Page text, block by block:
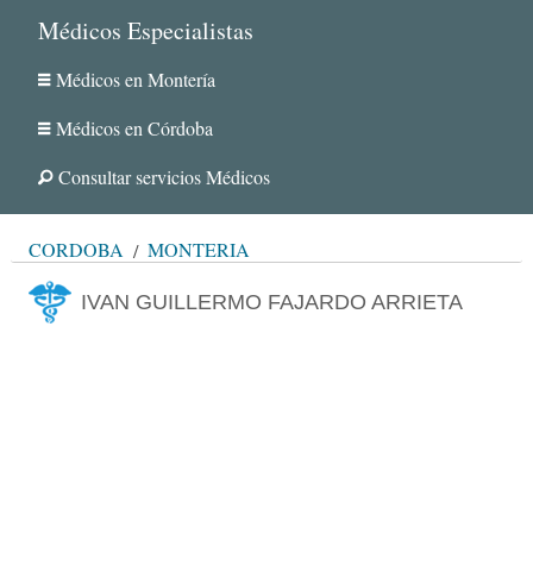
Médicos Especialistas
Médicos en Montería
Médicos en Córdoba
Consultar servicios Médicos
CÓRDOBA MONTERÍA
IVAN GUILLERMO FAJARDO ARRIETA